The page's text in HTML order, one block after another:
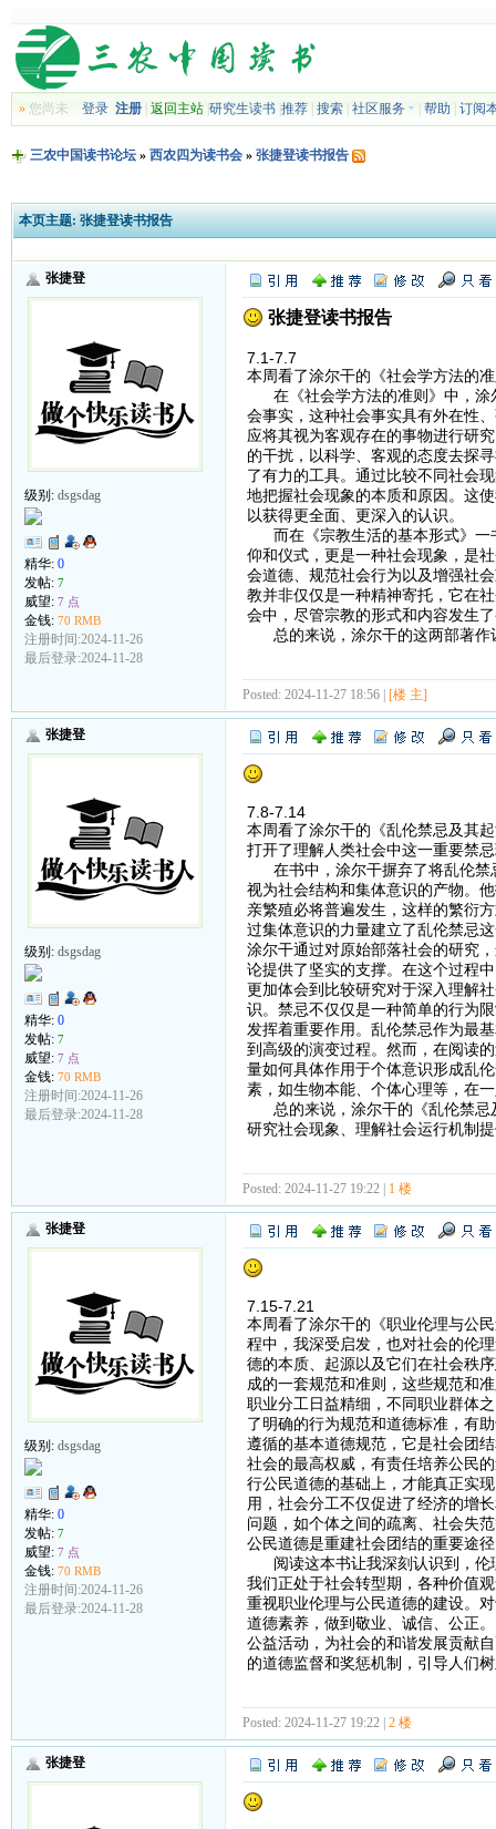
»您尚未 登录 注册| 返回主站| 研究生读书| 推荐| 搜索| 社区服务 帮助 订阅
三农中国读书论坛» 西农四为读书会 » 张捷登读书报告
本页主题: 张捷登读书报告
张捷登
级别: dsgsdag
精华: 0
发帖: 7
威望: 7 点
金钱: 70 RMB
注册时间:2024-11-26
最后登录:2024-11-28
张捷登读书报告
7.1-7.7
本周看了涂尔干的《社会学方法的
在《社会学方法的准则》中，涂
会事实，这种社会事实具有外在性
应将其视为客观存在的事物进行研
的干扰，以科学、客观的态度去探
了有力的工具。通过比较不同社会
地把握社会现象的本质和原因。这
以获得更全面、更深入的认识。
而在《宗教生活的基本形式》一
仰和仪式，更是一种社会现象，是
会道德、规范社会行为以及增强社
教并非仅仅是一种精神寄托，它在
会中，尽管宗教的形式和内容发生
总的来说，涂尔干的这两部著作
Posted: 2024-11-27 18:56 | [楼 主]
张捷登
级别: dsgsdag
精华: 0
发帖: 7
威望: 7 点
金钱: 70 RMB
注册时间:2024-11-26
最后登录:2024-11-28
7.8-7.14
本周看了涂尔干的《乱伦禁忌及其
打开了理解人类社会中这一重要禁
在书中，涂尔干摒弃了将乱伦禁
视为社会结构和集体意识的产物。
亲繁殖必将普遍发生，这样的繁衍
过集体意识的力量建立了乱伦禁忌
涂尔干通过对原始部落社会的研究
论提供了坚实的支撑。在这个过程
更加体会到比较研究对于深入理解
识。禁忌不仅仅是一种简单的行为
发挥着重要作用。乱伦禁忌作为最
到高级的演变过程。然而，在阅读
量如何具体作用于个体意识形成乱
素，如生物本能、个体心理等，在
总的来说，涂尔干的《乱伦禁忌
研究社会现象、理解社会运行机制
Posted: 2024-11-27 19:22 | 1 楼
张捷登
级别: dsgsdag
精华: 0
发帖: 7
威望: 7 点
金钱: 70 RMB
注册时间:2024-11-26
最后登录:2024-11-28
7.15-7.21
本周看了涂尔干的《职业伦理与公
程中，我深受启发，也对社会的伦
德的本质、起源以及它们在社会秩
成的一套规范和准则，这些规范和
职业分工日益精细，不同职业群体
了明确的行为规范和道德标准，有
遵循的基本道德规范，它是社会团
社会的最高权威，有责任培养公民
行公民道德的基础上，才能真正实
用，社会分工不仅促进了经济的增
问题，如个体之间的疏离、社会失
公民道德是重建社会团结的重要途
阅读这本书让我深刻认识到，伦
我们正处于社会转型期，各种价值
重视职业伦理与公民道德的建设。
道德素养，做到敬业、诚信、公正
公益活动，为社会的和谐发展贡献
的道德监督和奖惩机制，引导人们
Posted: 2024-11-27 19:22 | 2 楼
张捷登